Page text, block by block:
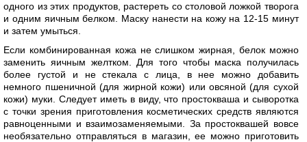
одного из этих продуктов, растереть со столовой ложкой творога
и одним яичным белком. Маску нанести на кожу на 12-15 минут
и затем умыться.
Если комбинированная кожа не слишком жирная, белок можно
заменить яичным желтком. Для того чтобы маска получилась
более густой и не стекала с лица, в нее можно добавить
немного пшеничной (для жирной кожи) или овсяной (для сухой
кожи) муки. Следует иметь в виду, что простокваша и сыворотка
с точки зрения приготовления косметических средств являются
равноценными и взаимозаменяемыми. За простоквашей вовсе
необязательно отправляться в магазин, ее можно приготовить